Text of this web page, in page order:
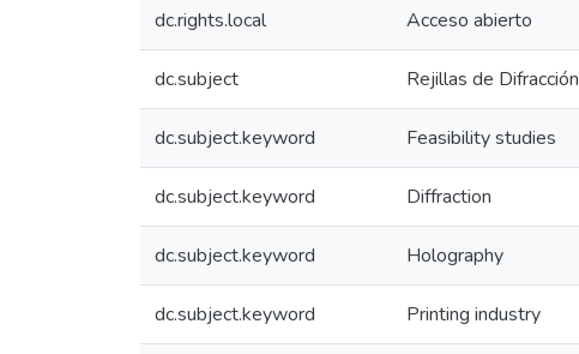
dc.rights.local Acceso abierto
dc.subject Rejillas de Difracción
dc.subject.keyword Feasibility studies
dc.subject.keyword Diffraction
dc.subject.keyword Holography
dc.subject.keyword Printing industry